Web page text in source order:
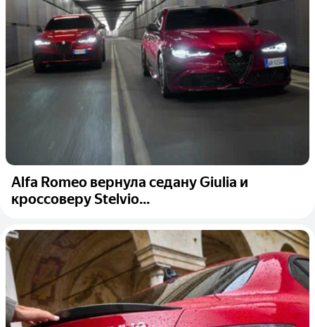
Alfa Romeo вернула седану Giulia и
кроссоверу Stelvio...